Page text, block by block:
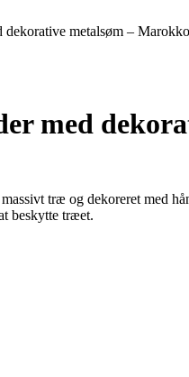
metalsøm – Marokko
med
træ og dekoreret med
beskytte træet.